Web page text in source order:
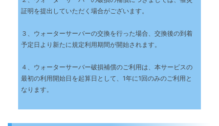
証明を提出していただく場合がございます。
３、ウォーターサーバーの交換を行った場合、交換後の到着
予定日より新たに規定利用期間が開始されます。
４、ウォーターサーバー破損補償のご利用は、本サービスの
最初の利用開始日を起算日として、1年に1回のみのご利用と
なります。